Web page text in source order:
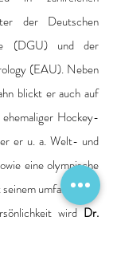
der Deutschen
(DGU) und der
(EAU). Neben
blickt er auch auf
Hockey-
er u. a. Welt- und
eine olympische
umfassenden
wird Dr.